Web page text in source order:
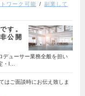
トワーク可能
副業して
す。
公開
デューサー業務全般を担い
・I…
はご面談時にお伝え致しま